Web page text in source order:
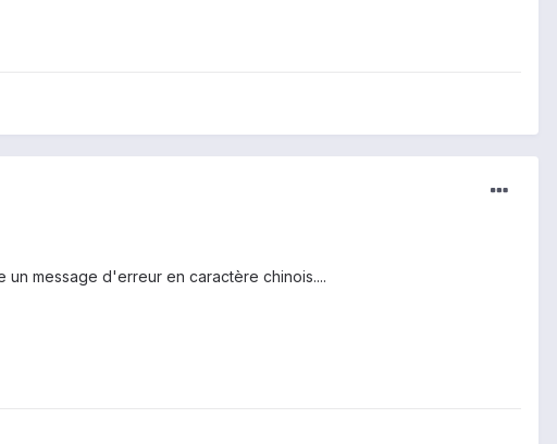
message d'erreur en caractère chinois....